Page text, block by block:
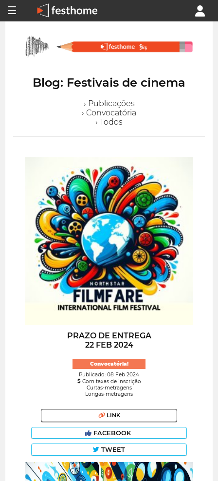
Blog: Festivais de cinema
› Publicações
› Convocatória
› Todos
PRAZO DE ENTREGA
22 FEB 2024
Convocatória!
Publicado: 08 Feb 2024
Com taxas de inscrição
Curtas-metragens
Longas-metragens
LINK
FACEBOOK
TWEET